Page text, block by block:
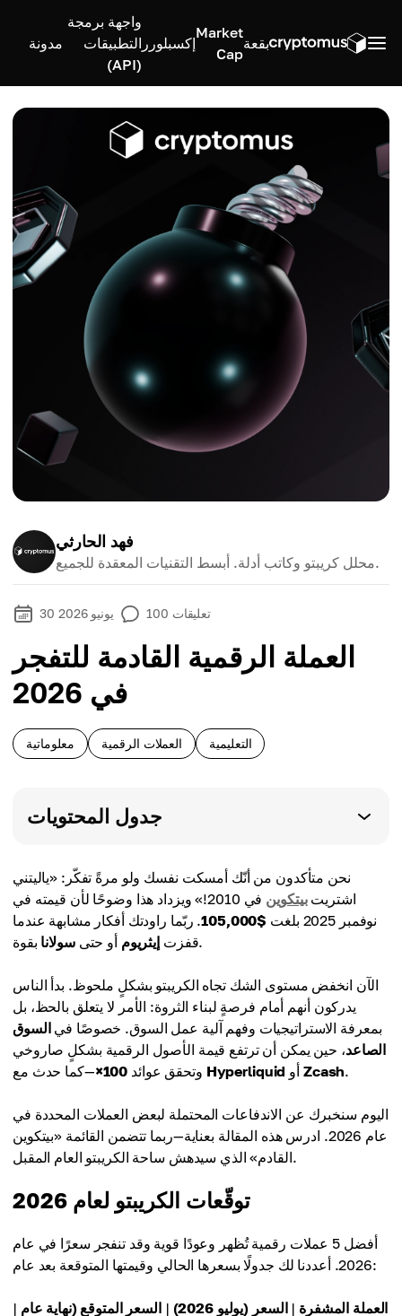
بقعة
Market
Cap
إكسبلورر
واجهة برمجة
التطبيقات
(API)
مدونة
فهد الحارثي
محلل كريبتو وكاتب أدلة. أبسط التقنيات المعقدة للجميع.
30 يونيو 2026 100 تعليقات
العملة الرقمية القادمة للتفجر
في 2026
معلوماتية العملات الرقمية التعليمية
جدول المحتويات
نحن متأكدون من أنّك أمسكت نفسك ولو مرةً تفكّر: «ياليتني
اشتريتبيتكوين
في 2010!» ويزداد هذا وضوحًا لأن قيمته في
نوفمبر 2025 بلغت
$105,000
. ربّما راودتك أفكار مشابهة عندما
قفزت إيثريوم أو حتىسولانا بقوة.
الآن انخفض مستوى الشك تجاه الكريبتو بشكلٍ ملحوظ. بدأ الناس
يدركون أنهم أمام فرصةٍ لبناء الثروة: الأمر لا يتعلق بالحظ، بل
بمعرفة الاستراتيجيات وفهم آلية عمل السوق. خصوصًا فيالسوق
الصاعد، حين يمكن أن ترتفع قيمة الأصول الرقمية بشكلٍ صاروخي
وتحقق عوائد 100× Hyperliquid Zcash.
اليوم سنخبرك عن الاندفاعات المحتملة لبعض العملات المحددة في
عام 2026. ادرس هذه المقالة بعناية—ربما تتضمن القائمة «بيتكوين
القادم» الذي سيدهش ساحة الكريبتو العام المقبل.
توقّعات الكريبتو لعام 2026
أفضل 5 عملات رقمية تُظهر وعودًا قوية وقد تنفجر سعرًا في عام
2026. أعددنا لك جدولًا بسعرها الحالي وقيمتها المتوقعة بعد عام:
| العملة المشفرة |السعر (يوليو 2026) |السعر المتوقع (نهاية عام